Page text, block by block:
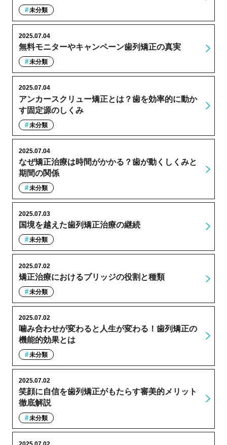
未分類
無料モニターやキャンペーン歯列矯正の真実
2025.07.04
未分類
アンカースクリュー矯正とは？歯を効率的に動か
す固定源のしくみ
2025.07.04
未分類
なぜ矯正治療は時間がかかる？歯が動くしくみと
期間の関係
2025.07.04
未分類
国境を越えた歯列矯正治療の継続
2025.07.03
未分類
矯正治療におけるブリッジの役割と種類
2025.07.02
未分類
噛み合わせが変わると人生が変わる！歯列矯正の
機能的効果とは
2025.07.02
未分類
笑顔に自信を歯列矯正がもたらす審美的メリット
徹底解説
2025.07.02
未分類